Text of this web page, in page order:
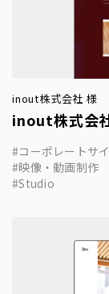
inout株式会社 様
inout株式会
コーポレートサ
映像・動画制作
Studio